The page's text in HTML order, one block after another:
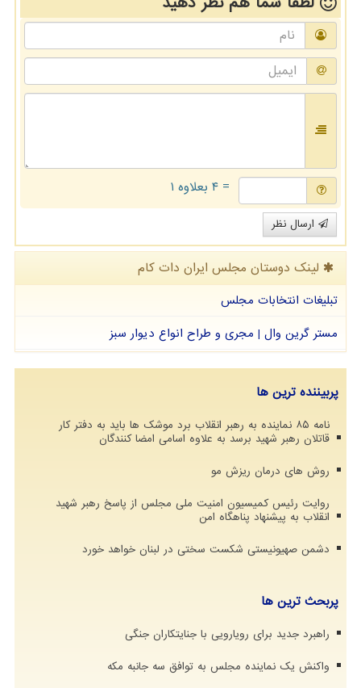
= ۴ بعلاوه ۱
ارسال نظر
لینک دوستان مجلس ایران دات كام
تبلیغات انتخابات مجلس
مستر گرین وال | مجری و طراح انواع دیوار سبز
پربیننده ترین ها
نامه ۸۵ نماینده به رهبر انقلاب برد موشک ها باید به دفتر کار
قاتلان رهبر شهید برسد به علاوه اسامی امضا کنندگان
روش های درمان ریزش مو
روایت رئیس کمیسیون امنیت ملی مجلس از پاسخ رهبر شهید
انقلاب به پیشنهاد پناهگاه امن
دشمن صهیونیستی شکست سختی در لبنان خواهد خورد
پربحث ترین ها
راهبرد جدید برای رویارویی با جنایتکاران جنگی
واکنش یک نماینده مجلس به توافق سه جانبه مکه